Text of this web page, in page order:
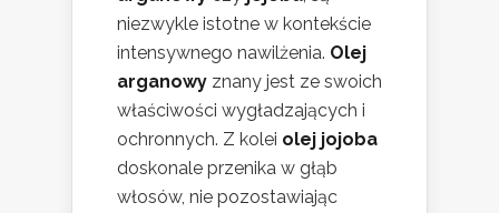
niezwykle istotne w kontekście
intensywnego nawilżenia. Olej
arganowy znany jest ze swoich
właściwości wygładzających i
ochronnych. Z kolei olej jojoba
doskonale przenika w głąb
włosów, nie pozostawiając